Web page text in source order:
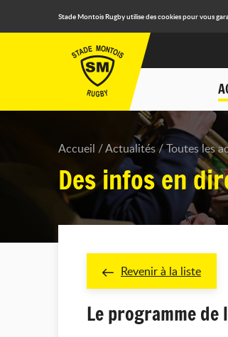
Stade Montois Rugby utilise des cookies pour vous
Accueil Actualités Toutes les
Des infos en
Revenir à la liste
Le programme de